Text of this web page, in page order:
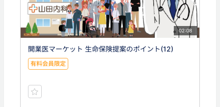
02:08
開業医マーケット 生命保険提案のポイント(12)
有料会員限定